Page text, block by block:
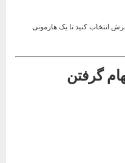
انتخاب کنید تا یک هارمونی
گرفتن